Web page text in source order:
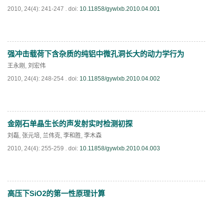
第二十一届中国高压科学学术会议第一轮通知
《高压物理学报》第三届青年编委会招募启事
2010, 24(4): 241-247 . doi: 10.11858/gywlxb.2010.04.001
PDF( 633)
强冲击载荷下含杂质的纯铝中微孔洞长大的动力学行为
王永刚 , 刘宏伟
2010, 24(4): 248-254 . doi: 10.11858/gywlxb.2010.04.002
PDF(676)
金刚石单晶生长的声发射实时检测初探
刘磊, 张元培, 兰伟克, 李和胜, 李木森
2010, 24(4): 255-259 . doi: 10.11858/gywlxb.2010.04.003
PDF(665)
高压下SiO2的第一性原理计算